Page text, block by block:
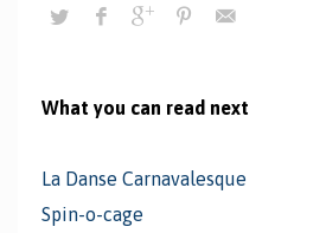
What you can read next
La Danse Carnavalesque
Spin-o-cage